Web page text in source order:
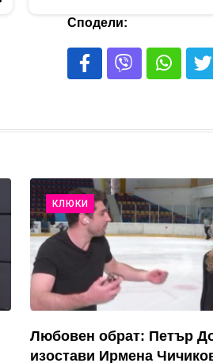
Сподели:
КЛЮКИ
Любовен обрат: Петър
изостави Ирмена